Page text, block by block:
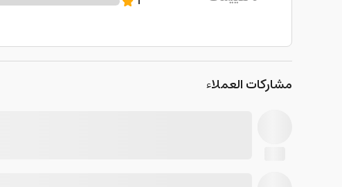
مشاركات العملاء